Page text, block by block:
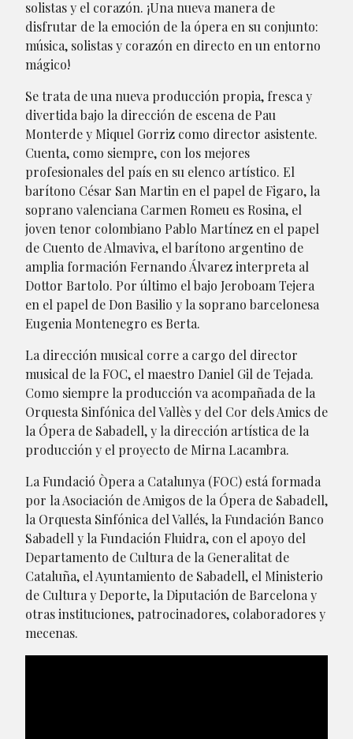
solistas y el corazón. ¡Una nueva manera de
disfrutar de la emoción de la ópera en su conjunto:
música, solistas y corazón en directo en un entorno
mágico!
Se trata de una nueva producción propia, fresca y
divertida bajo la dirección de escena de Pau
Monterde y Miquel Gorriz como director asistente.
Cuenta, como siempre, con los mejores
profesionales del país en su elenco artístico. El
barítono César San Martin en el papel de Figaro, la
soprano valenciana Carmen Romeu es Rosina, el
joven tenor colombiano Pablo Martínez en el papel
de Cuento de Almaviva, el barítono argentino de
amplia formación Fernando Álvarez interpreta al
Dottor Bartolo. Por último el bajo Jeroboam Tejera
en el papel de Don Basilio y la soprano barcelonesa
Eugenia Montenegro es Berta.
La dirección musical corre a cargo del director
musical de la FOC, el maestro Daniel Gil de Tejada.
Como siempre la producción va acompañada de la
Orquesta Sinfónica del Vallès y del Cor dels Amics de
la Ópera de Sabadell, y la dirección artística de la
producción y el proyecto de Mirna Lacambra.
La Fundació Òpera a Catalunya (FOC) está formada
por la Asociación de Amigos de la Ópera de Sabadell,
la Orquesta Sinfónica del Vallés, la Fundación Banco
Sabadell y la Fundación Fluidra, con el apoyo del
Departamento de Cultura de la Generalitat de
Cataluña, el Ayuntamiento de Sabadell, el Ministerio
de Cultura y Deporte, la Diputación de Barcelona y
otras instituciones, patrocinadores, colaboradores y
mecenas.